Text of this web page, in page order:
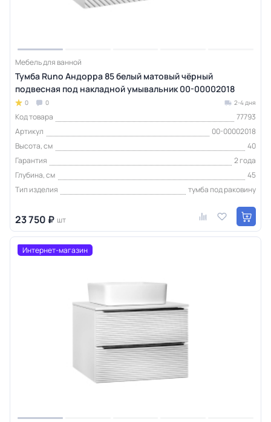
Мебель для ванной
Тумба Runo Андорра 85 белый матовый чёрный
подвесная под накладной умывальник 00-00002018
0 0 2-4 дня
Код товара
77793
Артикул
00-00002018
Высота, см
40
Гарантия
2 года
Глубина, см
45
Тип изделия
тумба под раковину
23 750 ₽ шт
Интернет-магазин